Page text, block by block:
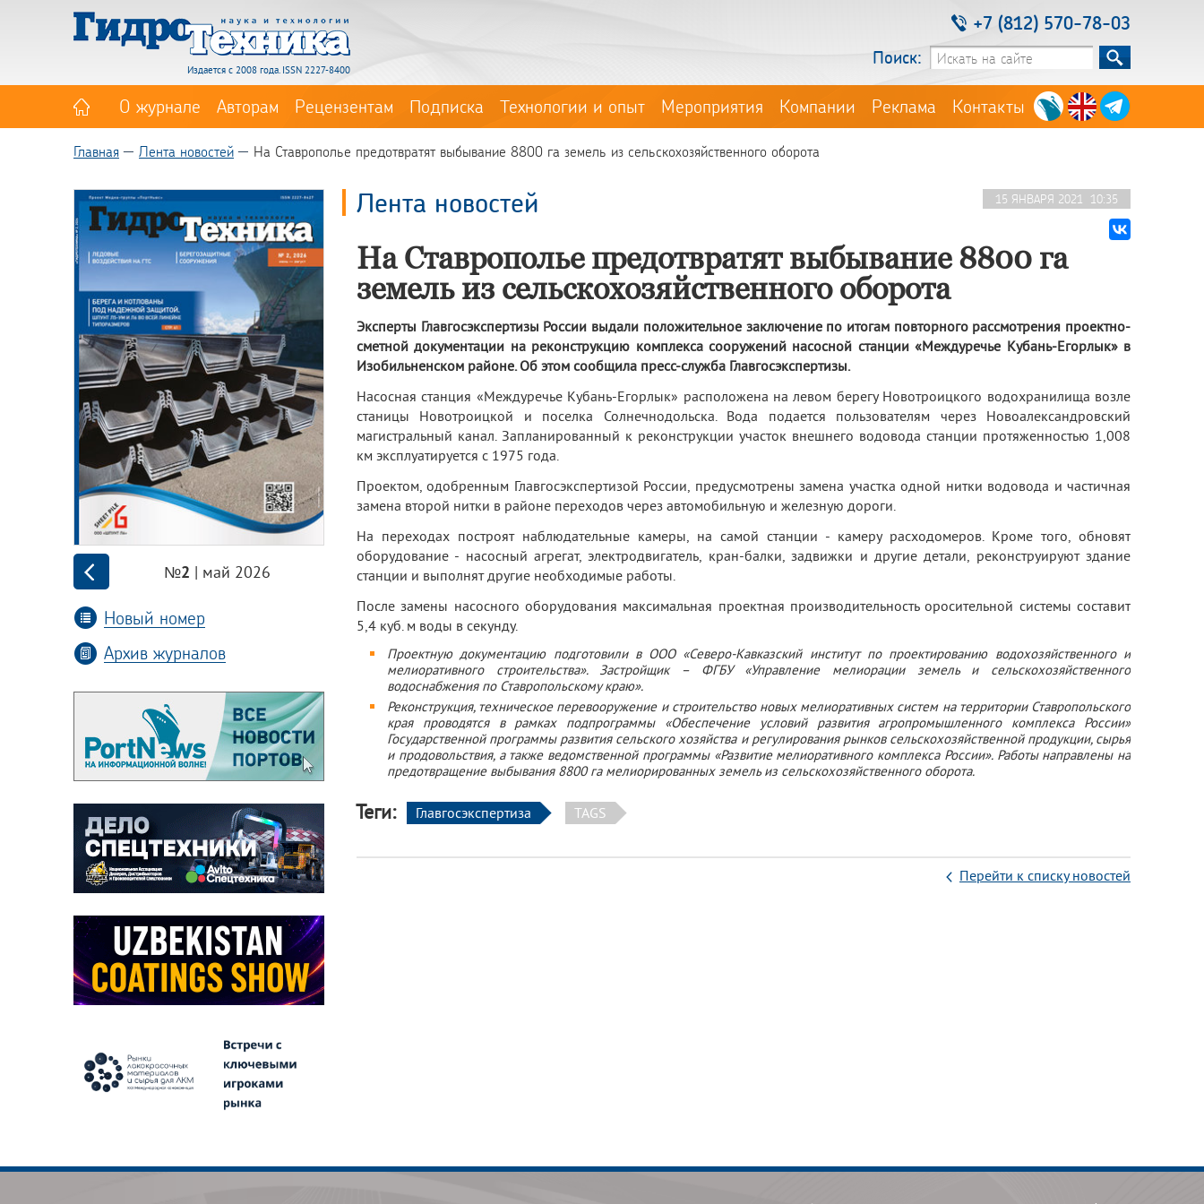
Издается с 2008 года. ISSN 2227-8400
+7 (812) 570-78-03
Поиск:
О журнале Авторам Рецензентам Подписка Технологии и опыт Мероприятия Компании Реклама Контакты
Главная Лента новостей На Ставрополье предотвратят выбывание 8800 га земель из сельскохозяйственного оборота
№2 | май 2026
Новый номер
Архив журналов
15 ЯНВАРЯ 2021 10:35
Лента новостей
На Ставрополье предотвратят выбывание 8800 га
земель из сельскохозяйственного оборота
Эксперты Главгосэкспертизы России выдали положительное заключение по итогам повторного рассмотрения проектно-
сметной документации на реконструкцию комплекса сооружений насосной станции «Междуречье Кубань-Егорлык» в
Изобильненском районе. Об этом сообщила пресс-служба Главгосэкспертизы.
Насосная станция «Междуречье Кубань-Егорлык» расположена на левом берегу Новотроицкого водохранилища возле
станицы Новотроицкой и поселка Солнечнодольска. Вода подается пользователям через Новоалександровский
магистральный канал. Запланированный к реконструкции участок внешнего водовода станции протяженностью 1,008
км эксплуатируется с 1975 года.
Проектом, одобренным Главгосэкспертизой России, предусмотрены замена участка одной нитки водовода и частичная
замена второй нитки в районе переходов через автомобильную и железную дороги.
На переходах построят наблюдательные камеры, на самой станции - камеру расходомеров. Кроме того, обновят
оборудование - насосный агрегат, электродвигатель, кран-балки, задвижки и другие детали, реконструируют здание
станции и выполнят другие необходимые работы.
После замены насосного оборудования максимальная проектная производительность оросительной системы составит
5,4 куб. м воды в секунду.
Проектную документацию подготовили в ООО «Северо-Кавказский институт по проектированию водохозяйственного и
мелиоративного строительства». Застройщик – ФГБУ «Управление мелиорации земель и сельскохозяйственного
водоснабжения по Ставропольскому краю».
Реконструкция, техническое перевооружение и строительство новых мелиоративных систем на территории Ставропольского
края проводятся в рамках подпрограммы «Обеспечение условий развития агропромышленного комплекса России»
Государственной программы развития сельского хозяйства и регулирования рынков сельскохозяйственной продукции, сырья
и продовольствия, а также ведомственной программы «Развитие мелиоративного комплекса России». Работы направлены на
предотвращение выбывания 8800 га мелиорированных земель из сельскохозяйственного оборота.
Теги: Главгосэкспертиза TAGS
Перейти к списку новостей